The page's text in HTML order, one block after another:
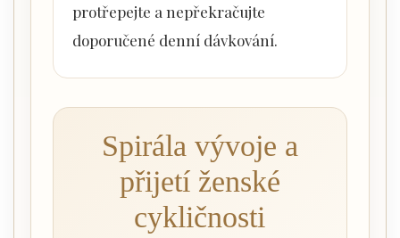
protřepejte a nepřekračujte
doporučené denní dávkování.
Spirála vývoje a
přijetí ženské
cykličnosti